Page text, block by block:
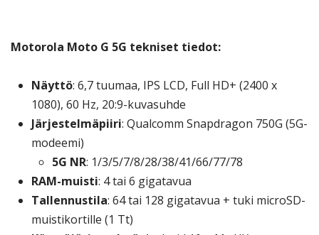
Motorola Moto G 5G tekniset tiedot:
Näyttö: 6,7 tuumaa, IPS LCD, Full HD+ (2400 x
1080), 60 Hz, 20:9-kuvasuhde
Järjestelmäpiiri: Qualcomm Snapdragon 750G (5G-
modeemi)
5G NR: 1/3/5/7/8/28/38/41/66/77/78
RAM-muisti: 4 tai 6 gigatavua
Tallennustila: 64 tai 128 gigatavua + tuki microSD-
muistikortille (1 Tt)